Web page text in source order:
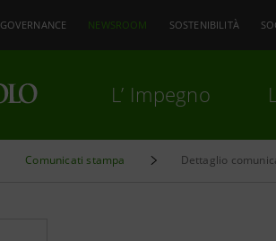
GOVERNANCE NEWSROOM SOSTENIBILITÀ
L’ Impegno
Comunicati stampa Dettaglio